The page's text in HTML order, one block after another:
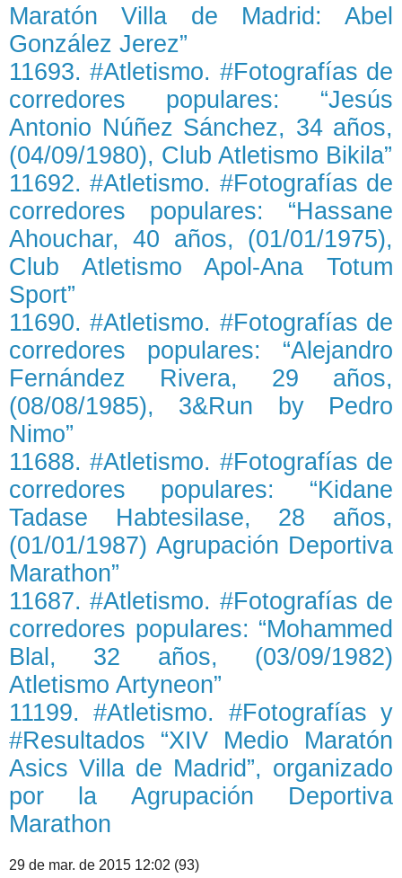
Maratón Villa de Madrid: Abel
González Jerez”
11693. #Atletismo. #Fotografías de
corredores populares: “Jesús
Antonio Núñez Sánchez, 34 años,
(04/09/1980), Club Atletismo Bikila”
11692. #Atletismo. #Fotografías de
corredores populares: “Hassane
Ahouchar, 40 años, (01/01/1975),
Club Atletismo Apol-Ana Totum
Sport”
11690. #Atletismo. #Fotografías de
corredores populares: “Alejandro
Fernández Rivera, 29 años,
(08/08/1985), 3&Run by Pedro
Nimo”
11688. #Atletismo. #Fotografías de
corredores populares: “Kidane
Tadase Habtesilase, 28 años,
(01/01/1987) Agrupación Deportiva
Marathon”
11687. #Atletismo. #Fotografías de
corredores populares: “Mohammed
Blal, 32 años, (03/09/1982)
Atletismo Artyneon”
11199. #Atletismo. #Fotografías y
#Resultados “XIV Medio Maratón
Asics Villa de Madrid”, organizado
por la Agrupación Deportiva
Marathon
29 de mar. de 2015 12:02 (93)